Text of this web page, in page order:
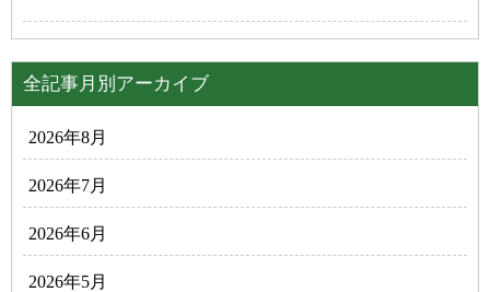
全記事月別アーカイブ
2026年8月
2026年7月
2026年6月
2026年5月